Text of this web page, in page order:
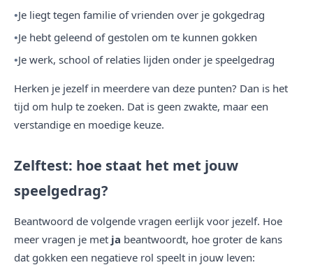
Je liegt tegen familie of vrienden over je gokgedrag
Je hebt geleend of gestolen om te kunnen gokken
Je werk, school of relaties lijden onder je speelgedrag
Herken je jezelf in meerdere van deze punten? Dan is het
tijd om hulp te zoeken. Dat is geen zwakte, maar een
verstandige en moedige keuze.
Zelftest: hoe staat het met jouw
speelgedrag?
Beantwoord de volgende vragen eerlijk voor jezelf. Hoe
meer vragen je met ja beantwoordt, hoe groter de kans
dat gokken een negatieve rol speelt in jouw leven: